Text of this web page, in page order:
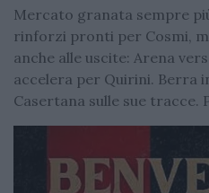
Mercato granata sempre
rinforzi pronti per Cosmi,
anche alle uscite: Arena
accelera per Quirini. Berra
Casertana sulle sue tracce.